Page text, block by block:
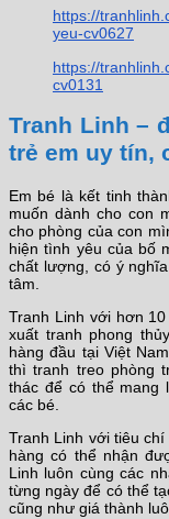
https://
yeu-cv0627
https://
cv0131
Tranh Linh –
trẻ em uy tín,
Em bé là kết tinh
muốn dành cho con
cho phòng của con
hiện tình yêu của bố
chất lượng, có ý
tâm.
Tranh Linh với hơn
xuất tranh phong
hàng đầu tại Việt
thì tranh treo phòng
thác để có thể mang
các bé.
Tranh Linh với tiêu
hàng có thể nhận
Linh luôn cùng các
từng ngày để có thể
cũng như giá thành